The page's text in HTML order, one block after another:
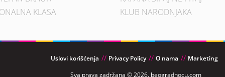
KLASA
KLUB NARODNJAKA
Uslovi korišćenja Privacy Policy O nama
Marketing
Sva prava zadržana © 2026. beogradnocu.com